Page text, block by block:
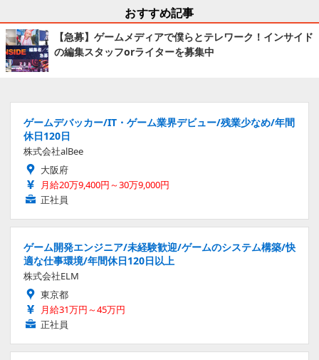
おすすめ記事
【急募】ゲームメディアで僕らとテレワーク！インサイド
の編集スタッフorライターを募集中
ゲームデバッカー/IT・ゲーム業界デビュー/残業少なめ/年間
休日120日
株式会社alBee
大阪府
月給20万9,400円～30万9,000円
正社員
ゲーム開発エンジニア/未経験歓迎/ゲームのシステム構築/快
適な仕事環境/年間休日120日以上
株式会社ELM
東京都
月給31万円～45万円
正社員